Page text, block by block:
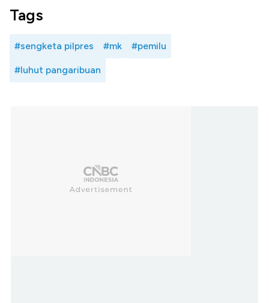
Tags
#sengketa pilpres #mk #pemilu
#luhut pangaribuan